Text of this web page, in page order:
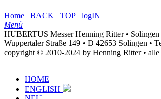
Home BACK TOP
logIN
Menü
HUBERTUS Messer Henning Ritter • Solingen
Wuppertaler Straße 149 • D 42653 Solingen •
copyright © 2010-2024 by Henning Ritter • alle
HOME
ENGLISH